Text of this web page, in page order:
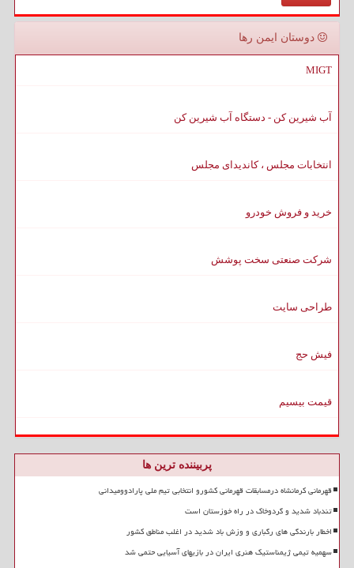
دوستان ایمن رها
MIGT
آب شیرین کن - دستگاه آب شیرین کن
انتخابات مجلس ، کاندیدای مجلس
خرید و فروش خودرو
شرکت صنعتی سخت پوشش
طراحی سایت
فیش حج
قیمت بیسیم
پربیننده ترین ها
قهرمانی کرمانشاه درمسابقات قهرمانی کشورو انتخابی تیم ملی پارادوومیدانی
تندباد شدید و گردوخاک در راه خوزستان است
اخطار بارندگی های رگباری و وزش باد شدید در اغلب مناطق کشور
سهمیه تیمی ژیمناستیک هنری ایران در بازیهای آسیایی حتمی شد